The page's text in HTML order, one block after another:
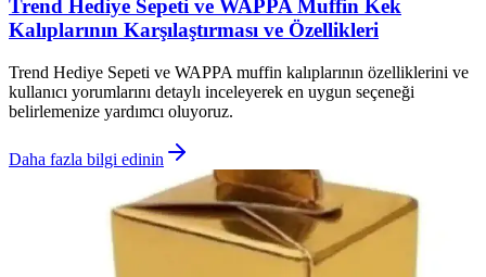
Trend Hediye Sepeti ve WAPPA Muffin Kek
Kalıplarının Karşılaştırması ve Özellikleri
Trend Hediye Sepeti ve WAPPA muffin kalıplarının özelliklerini ve
kullanıcı yorumlarını detaylı inceleyerek en uygun seçeneği
belirlemenize yardımcı oluyoruz.
Daha fazla bilgi edinin